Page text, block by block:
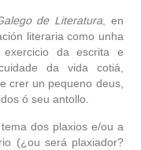
de Literatura, en
literaria como unha
da escrita e
da vida cotiá,
crer un pequeno deus,
ó seu antollo.
dos plaxios e/ou a
(¿ou será plaxiador?